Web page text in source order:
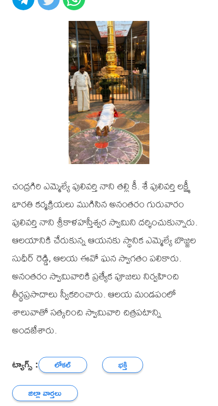
చంద్రగిరి ఎమ్మెల్యే పులివర్తి నాని తల్లి కీ. శే పులివర్తి లక్ష్మీ
భారతి కర్మక్రియలు ముగిసిన అనంతరం గురువారం
పులివర్తి నాని శ్రీకాళహస్తీశ్వర స్వామిని దర్శించుకున్నారు.
ఆలయానికి చేరుకున్న ఆయనకు స్థానిక ఎమ్మెల్యే బొజ్జల
సుధీర్ రెడ్డి, ఆలయ ఈవో ఘన స్వాగతం పలికారు.
అనంతరం స్వామివారికి ప్రత్యేక పూజలు నిర్వహించి
తీర్థప్రసాదాలు స్వీకరించారు. ఆలయ మండపంలో
శాలువాతో సత్కరించి స్వామివారి చిత్రపటాన్ని
అందజేశారు.
ట్యాగ్స్ : లోకల్
భక్తి
జిల్లా వార్తలు